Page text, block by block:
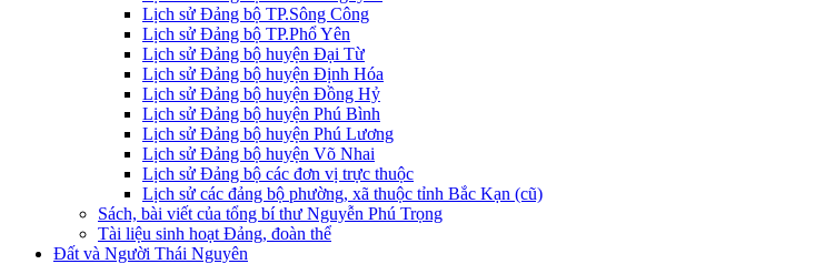
Lịch sử Đảng bộ TP.Sông Công
Lịch sử Đảng bộ TP.Phổ Yên
Lịch sử Đảng bộ huyện Đại Từ
Lịch sử Đảng bộ huyện Định Hóa
Lịch sử Đảng bộ huyện Đồng Hỷ
Lịch sử Đảng bộ huyện Phú Bình
Lịch sử Đảng bộ huyện Phú Lương
Lịch sử Đảng bộ huyện Võ Nhai
Lịch sử Đảng bộ các đơn vị trực thuộc
Lịch sử các đảng bộ phường, xã thuộc tỉnh Bắc Kạn (cũ)
Sách, bài viết của tổng bí thư Nguyễn Phú Trọng
Tài liệu sinh hoạt Đảng, đoàn thể
Đất và Người Thái Nguyên